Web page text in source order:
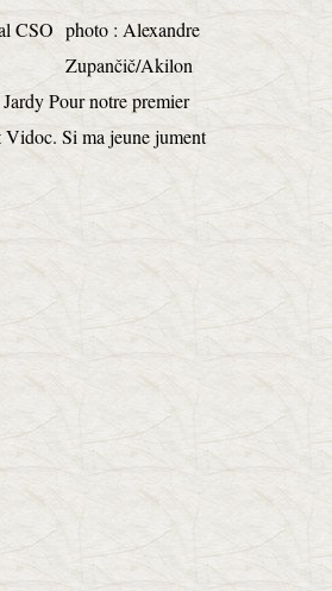
photo : Alexandre
Zupančič/Akilon
Pour notre premier
Vidoc. Si ma jeune jument